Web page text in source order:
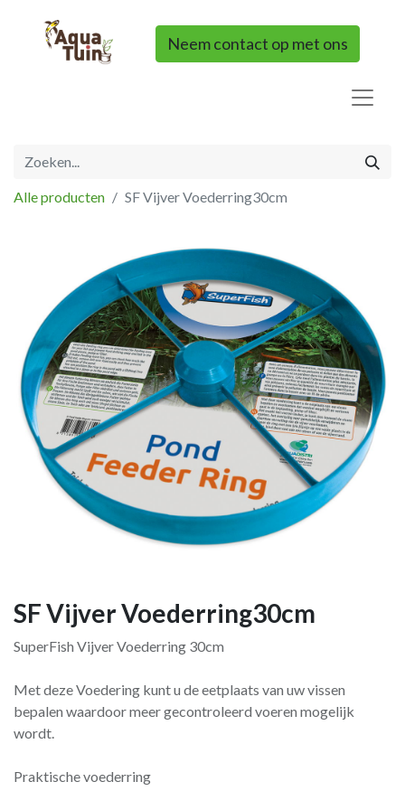
Neem contact op met ons
Alle producten SF Vijver Voederring30cm
SF Vijver Voederring30cm
SuperFish Vijver Voederring 30cm
Met deze Voedering kunt u de eetplaats van uw vissen
bepalen waardoor meer gecontroleerd voeren mogelijk
wordt.
Praktische voederring